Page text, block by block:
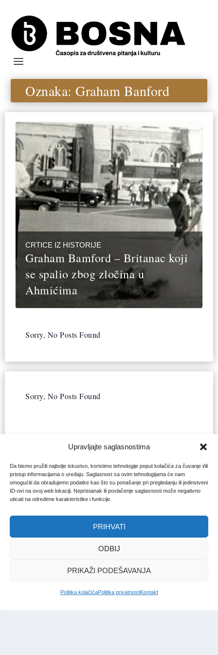
Upravljajte saglasnostima
Da bismo pružili najbolje iskustvo, koristimo tehnologije poput kolačića za čuvanje i/ili
pristup informacijama o uređaju. Saglasnost sa ovim tehnologijama će nam
omogućiti da obrađujemo podatke kao što su ponašanje pri pregledanju ili jedinstveni
ID-ovi na ovoj web lokaciji. Nepristanak ili povlačenje saglasnosti može negativno
uticati na određene karakteristike i funkcije.
PRIHVATI
ODBIJ
PRIKAŽI PODEŠAVANJA
Politika kolačićaPolitika privatnostiKontakt
Oznaka: Graham Banford
CRTICE IZ HISTORIJE
Graham Bamford – Britanac koji
se spalio zbog zločina u
Ahmićima
Sorry, No Posts Found
Sorry, No Posts Found